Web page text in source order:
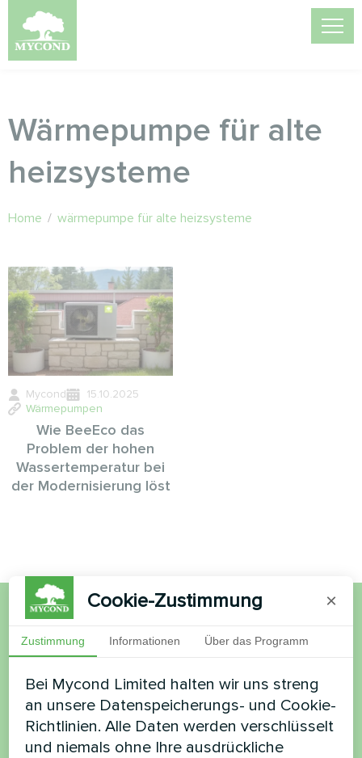
Wärmepumpe für alte
heizsysteme
Home / wärmepumpe für alte heizsysteme
Mycond
15.10.2025
Wärmepumpen
Wie BeeEco das
Problem der hohen
Wassertemperatur bei
der Modernisierung löst
Möchten Sie kaufen oder
Kontaktieren Sie uns und wir werden Ihnen
helfen
Cookie-Zustimmung ×
Zustimmung Informationen Über das Programm
Bei Mycond Limited halten wir uns streng
an unsere Datenspeicherungs- und Cookie-
Richtlinien. Alle Daten werden verschlüsselt
und niemals ohne Ihre ausdrückliche